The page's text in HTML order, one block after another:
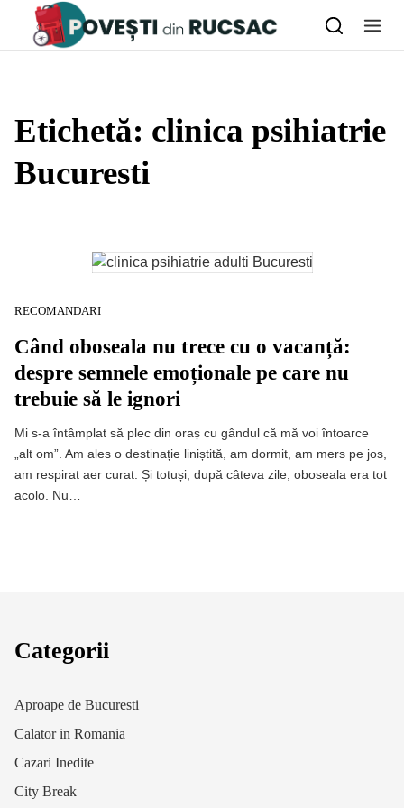
Skip to content
Etichetă: clinica psihiatrie
Bucuresti
RECOMANDARI
Când oboseala nu trece cu o vacanță:
despre semnele emoționale pe care nu
trebuie să le ignori
Mi s-a întâmplat să plec din oraș cu gândul că mă voi întoarce
„alt om”. Am ales o destinație liniștită, am dormit, am mers pe jos,
am respirat aer curat. Și totuși, după câteva zile, oboseala era tot
acolo. Nu…
Categorii
Aproape de Bucuresti
Calator in Romania
Cazari Inedite
City Break